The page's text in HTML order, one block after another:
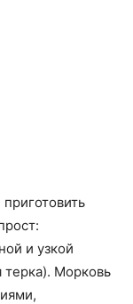
и узкой
терка). Морковь